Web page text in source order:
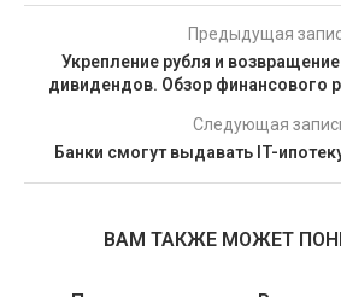
Предыдущая
Укрепление рубля и
дивидендов. Обзор финансового
Следующая
Банки смогут выдавать IT-
ВАМ ТАКЖЕ МОЖЕТ